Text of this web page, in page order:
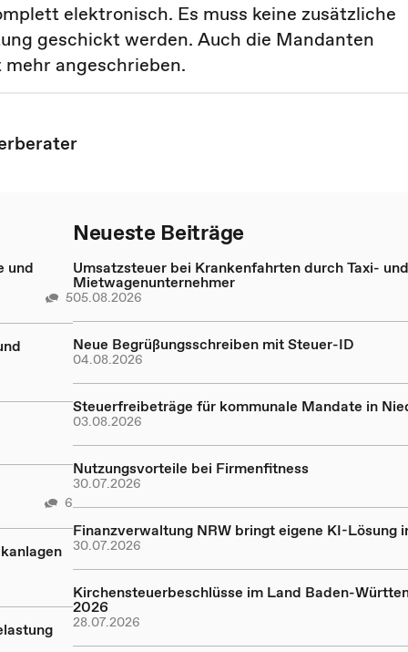
elektronisch. Es muss keine zusätzliche
geschickt werden. Auch die Mandanten
angeschrieben.
und
5
6
Neueste Beiträge
Umsatzsteuer bei Krankenfahrten durch Taxi- und
Mietwagenunternehmer
05.08.2026
Neue Begrüßungsschreiben mit Steuer-ID
04.08.2026
Steuerfreibeträge für kommunale Mandate in
03.08.2026
Nutzungsvorteile bei Firmenfitness
30.07.2026
Finanzverwaltung NRW bringt eigene KI-Lösung
30.07.2026
Kirchensteuerbeschlüsse im Land Baden-
2026
28.07.2026